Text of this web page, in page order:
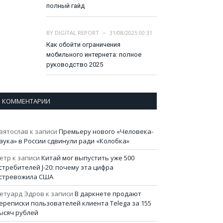
полный гайд
BY DIGITAL REPORT
31/08/2025 00:31
Как обойти ограничения
мобильного интернета: полное
руководство 2025
КОММЕНТАРИИ
к записи Премьеру нового «Человека-
в России сдвинули ради «Колобка»
к записи Китай мог выпустить уже 500
J-20: почему эта цифра
США
Эдров к записи В даркнете продают
пользователей клиента Telega за 155
рублей